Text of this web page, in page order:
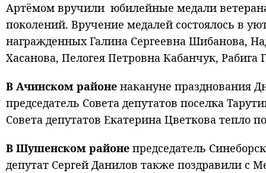
Артёмом вручили юбилейные медали
поколений. Вручение медалей состоялось в
награжденных Галина Сергеевна Шибанова,
Хасанова, Пелогея Петровна Кабанчук, Рабига
В Ачинском районе накануне празднования
председатель Совета депутатов поселка
Совета депутатов Екатерина Цветкова тепло
В Шушенском районе председатель
депутат Сергей Данилов также поздравили